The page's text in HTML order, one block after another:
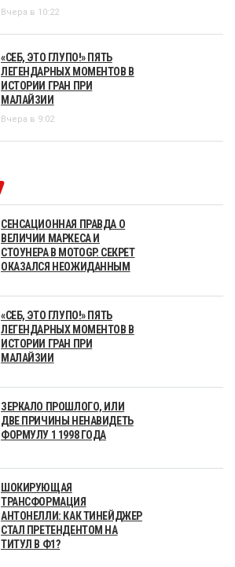
Вчера в 10:22
«СЕБ, ЭТО ГЛУПО!» ПЯТЬ
ЛЕГЕНДАРНЫХ МОМЕНТОВ В
ИСТОРИИ ГРАН ПРИ
МАЛАЙЗИИ
Вчера в 9:02
СЕНСАЦИОННАЯ ПРАВДА О
ВЕЛИЧИИ МАРКЕСА И
СТОУНЕРА В MOTOGP. СЕКРЕТ
ОКАЗАЛСЯ НЕОЖИДАННЫМ
«СЕБ, ЭТО ГЛУПО!» ПЯТЬ
ЛЕГЕНДАРНЫХ МОМЕНТОВ В
ИСТОРИИ ГРАН ПРИ
МАЛАЙЗИИ
ЗЕРКАЛО ПРОШЛОГО, ИЛИ
ДВЕ ПРИЧИНЫ НЕНАВИДЕТЬ
ФОРМУЛУ 1 1998 ГОДА
ШОКИРУЮЩАЯ
ТРАНСФОРМАЦИЯ
АНТОНЕЛЛИ: КАК ТИНЕЙДЖЕР
СТАЛ ПРЕТЕНДЕНТОМ НА
ТИТУЛ В Ф1?